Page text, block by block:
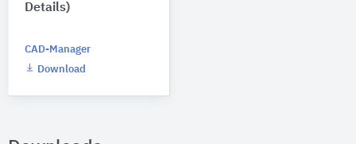
Details)
CAD-Manager
Download